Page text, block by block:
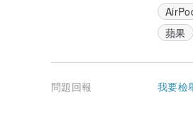
尺寸：約 6.5 x 5 x 2.5 cm
蘋果
問題回報 我要檢